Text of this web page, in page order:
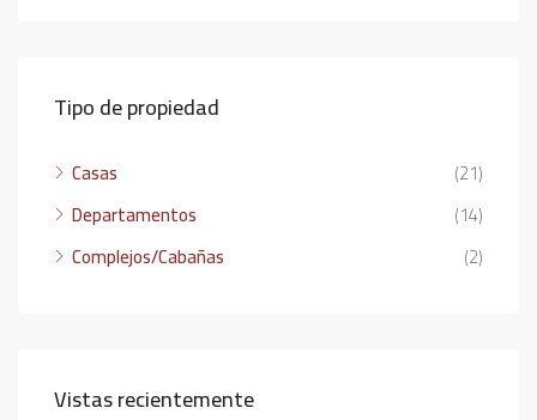
Tipo de propiedad
Casas
(21)
Departamentos
(14)
Complejos/Cabañas
(2)
Vistas recientemente